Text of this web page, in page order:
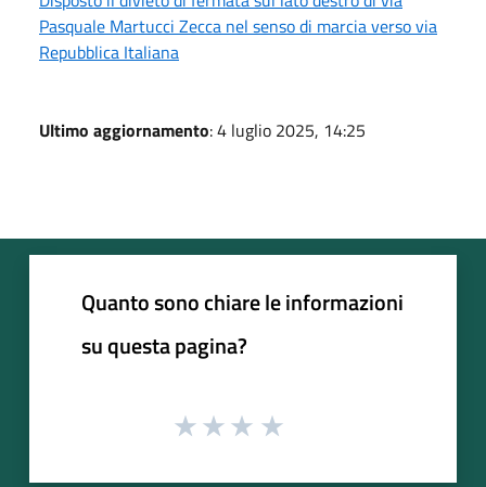
Pasquale Martucci Zecca nel senso di marcia verso via
Repubblica Italiana
Ultimo aggiornamento: 4 luglio 2025, 14:25
Quanto sono chiare le informazioni
su questa pagina?